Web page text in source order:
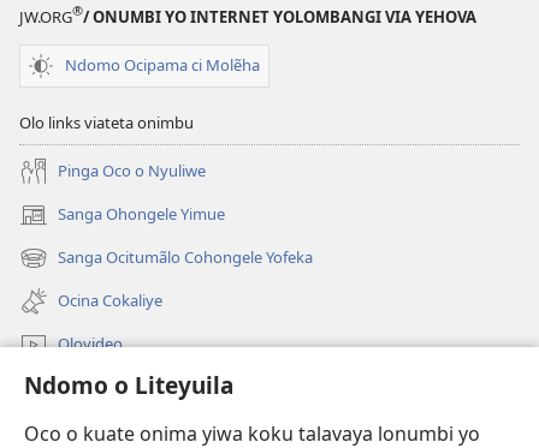
Ndomo o Liteyuila
Oco o kuate onima yiwa koku talavaya lonumbi yo
JW.ORG®/ ONUMBI YO INTERNET YOLOMBANGI VIA YEHOVA
Ndomo Ocipama ci Molẽha
Olo links viateta onimbu
Pinga Oco o Nyuliwe
Sanga Ohongele Yimue
(yikula
onjanela
yokaliye)
Sanga Ocitumãlo Cohongele Yofeka
(yikula
onjanela
yokaliye)
Ocina Cokaliye
Olovideo
Videos with Audio Descriptions
Sandiliya